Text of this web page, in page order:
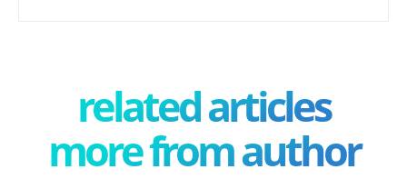
related articles
more from author